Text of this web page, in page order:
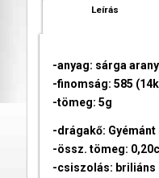
Leírás
-anyag: sárga arany
-finomság: 585
-tömeg: 5g
-drágakő:
-össz. tömeg:
-csiszolás: briliáns